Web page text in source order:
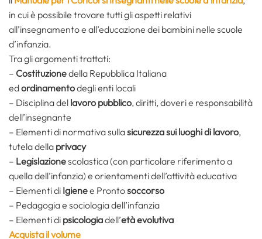
in cui è possibile trovare tutti gli aspetti relativi
all’insegnamento e all’educazione dei bambini nelle scuole
d’infanzia.
Tra gli argomenti trattati:
– Costituzionedella Repubblica Italiana
edordinamentodegli enti locali
– Disciplina del lavoro pubblico, diritti, doveri e responsabilità
dell’insegnante
– Elementi di normativa sullasicurezza sui luoghi di lavoro,
tutela della privacy
– Legislazionescolastica (con particolare riferimento a
quella dell’infanzia) e orientamenti dell’attività educativa
– Elementi di Igienee Prontosoccorso
– Pedagogia e sociologia dell’infanzia
– Elementi di psicologiadell’età evolutiva
Acquista il volume